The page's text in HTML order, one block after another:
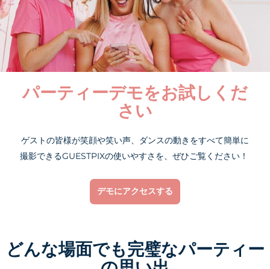
パーティーデモをお試しくだ
さい
ゲストの皆様が笑顔や笑い声、ダンスの動きをすべて簡単に
撮影できるGUESTPIXの使いやすさを、ぜひご覧ください！
デモにアクセスする
どんな場面でも完璧なパーティー